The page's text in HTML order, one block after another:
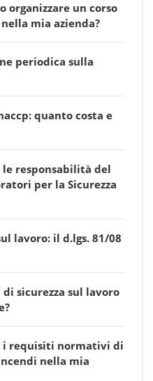
organizzare un corso
mia azienda?
periodica sulla
quanto costa e
le responsabilità del
per la Sicurezza
lavoro: il d.lgs. 81/08
di sicurezza sul lavoro
i requisiti normativi di
nella mia